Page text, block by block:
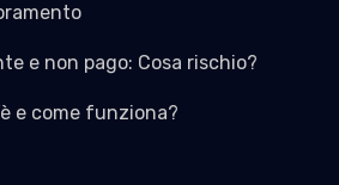
e non pago: Cosa rischio?
e come funziona?